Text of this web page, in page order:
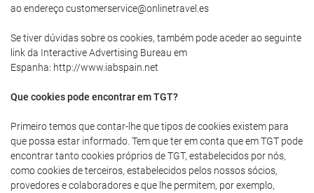
ao endereço customerservice@onlinetravel.es
Se tiver dúvidas sobre os cookies, também pode aceder ao seguinte
link da Interactive Advertising Bureau em
Espanha: http://www.iabspain.net
Que cookies pode encontrar em TGT?
Primeiro temos que contar-lhe que tipos de cookies existem para
que possa estar informado. Tem que ter em conta que em TGT pode
encontrar tanto cookies próprios de TGT, estabelecidos por nós,
como cookies de terceiros, estabelecidos pelos nossos sócios,
provedores e colaboradores e que lhe permitem, por exemplo,